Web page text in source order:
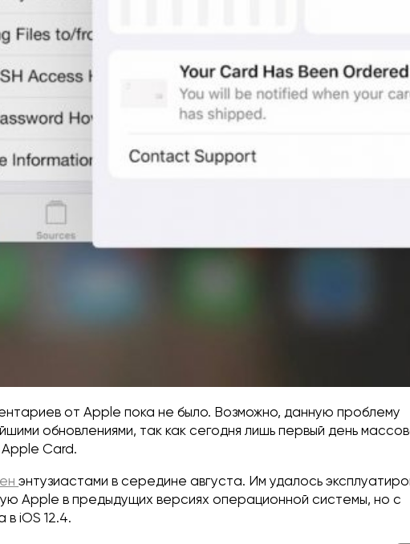
от Apple пока не было. Возможно, данную проблему
обновлениями, так как сегодня лишь первый день
Card.
энтузиастами в середине августа. Им удалось
Apple в предыдущих версиях операционной системы, но с
iOS 12.4.